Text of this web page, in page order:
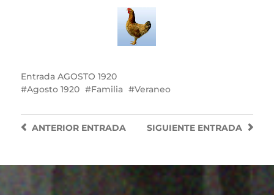
Entrada AGOSTO 1920
Agosto 1920
Familia Veraneo
SIGUIENTE ENTRADA
ANTERIORENTRADA